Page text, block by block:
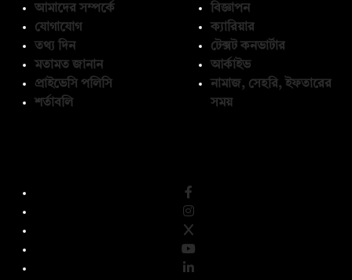
আমাদের সম্পর্কে
যোগাযোগ
তথ্য দিন
মতামত জানান
প্রাইভেসি পলিসি
শর্তাবলি
বিজ্ঞাপন
ক্যারিয়ার
টেক্সট কনভার্টার
আর্কাইভ
নামাজ, সেহরি, ইফতারের
সময়